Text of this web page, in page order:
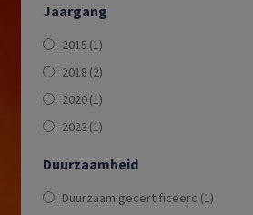
Jaargang
2015 (1)
2018 (2)
2020(1)
2023 (1)
Duurzaamheid
Duurzaam gecertificeerd (1)